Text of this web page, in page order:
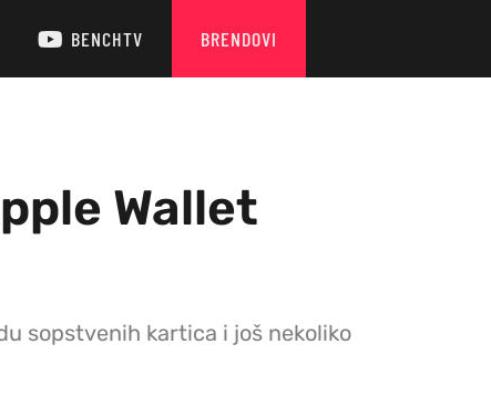
BENCHTV BRENDOVI
Wallet
sopstvenih kartica i još nekoliko